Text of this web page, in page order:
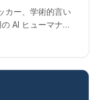
カー、学術的言い
AI ヒューマナイ
Science ジャーナ